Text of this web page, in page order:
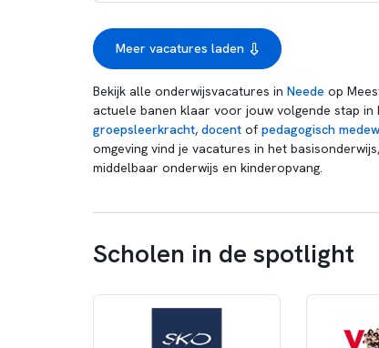
Meer vacatures laden
Bekijk alle onderwijsvacatures in Neede op
actuele banen klaar voor jouw volgende stap in
groepsleerkracht, docent of pedagogisch
omgeving vind je vacatures in het
middelbaar onderwijs en kinderopvang.
Scholen in de spotlight